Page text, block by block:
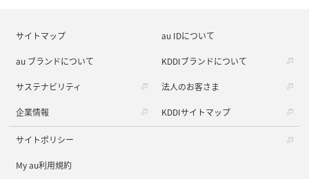
サイトマップ au IDについて
au ブランドについて KDDIブランドについて
サステナビリティ 法人のお客さま
企業情報 KDDIサイトマップ
サイトポリシー
My au利用規約